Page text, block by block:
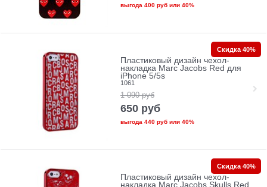
выгода 400 рубили 40%
Пластиковый дизайн чехол-
накладка Marc Jacobs Red для
iPhone 5/5s
1061
1 090 руб
650 руб
выгода 440 рубили 40%
Скидка 40%
Пластиковый дизайн чехол-
накладка Marc Jacobs Skulls Red
Скидка 40%